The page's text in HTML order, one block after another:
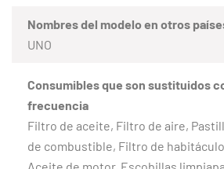
Nombres del modelo en otros
UNO
Consumibles que son sustituidos
frecuencia
Filtro de aceite, Filtro de aire,
de combustible, Filtro de